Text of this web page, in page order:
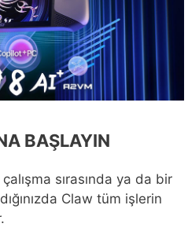
BAŞLAYIN
sırasında ya da bir
Claw tüm işlerin